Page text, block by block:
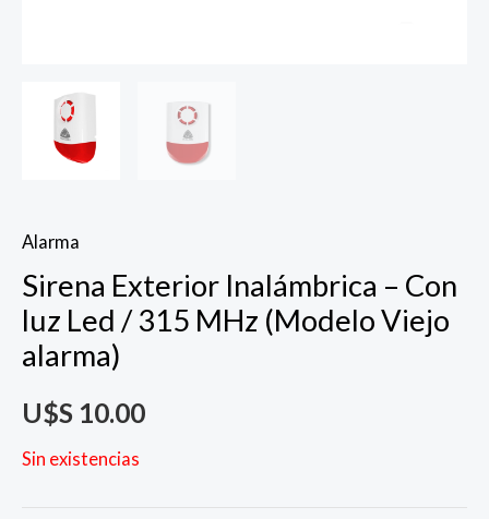
Alarma
Sirena Exterior Inalámbrica – Con
luz Led / 315 MHz (Modelo Viejo
alarma)
U$S 10.00
Sin existencias